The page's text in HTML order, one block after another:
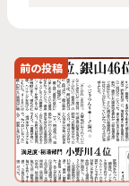
前の投稿